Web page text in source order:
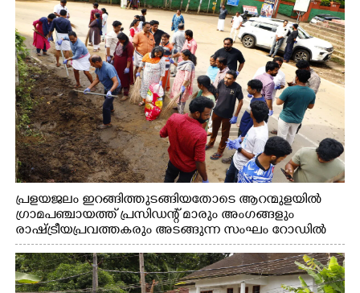
പ്രളയജലം ഇറങ്ങിത്തുടങ്ങിയതോടെ ആറന്മുളയിൽ
ഗ്രാമപഞ്ചായത്ത് പ്രസിഡന്റ് മാരും അംഗങ്ങളും
രാഷ്ട്രീയപ്രവത്തകരും അടങ്ങുന്ന സംഘം റോഡിൽ
അടിഞ്ഞ് കൂടിയ ചെളിയും മണ്ണും മറ്റ് മാലിന്യങ്ങളും
നീക്കം ചെയ്യുന്നു.